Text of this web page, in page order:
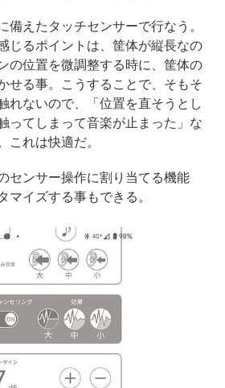
備えたタッチセンサーで行なう。
じるポイントは、筐体が縦長なの
の位置を微調整する時に、筐体の
せる事。こうすることで、そもそ
れないので、「位置を直そうとし
ってしまって音楽が止まった」な
これは快適だ。
センサー操作に割り当てる機能
マイズする事もできる。